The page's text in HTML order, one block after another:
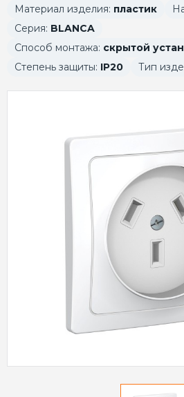
Материал изделия: пластик
Серия: BLANCA
Способ монтажа: скрытой
Степень защиты: IP20 Тип